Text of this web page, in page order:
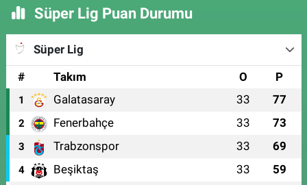
Süper Lig Puan Durumu
Süper Lig
#
Takım O P
1 Galatasaray 33 77
2 Fenerbahçe 33 73
3 Trabzonspor 33 69
4 Beşiktaş 33 59